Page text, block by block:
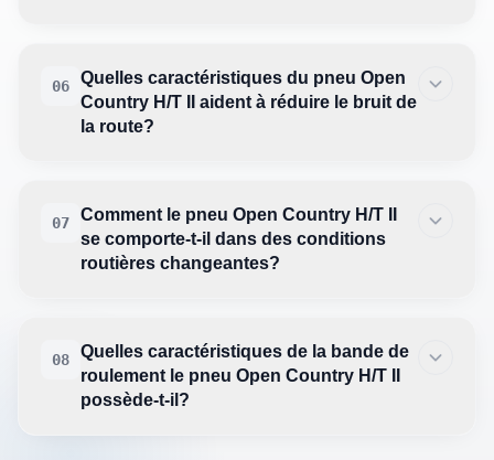
06
Quelles caractéristiques du pneu Open
Country H/T II aident à réduire le bruit de
la route?
07
Comment le pneu Open Country H/T II
se comporte-t-il dans des conditions
routières changeantes?
08
Quelles caractéristiques de la bande de
roulement le pneu Open Country H/T II
possède-t-il?